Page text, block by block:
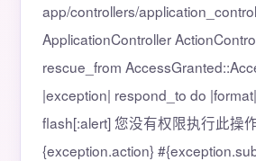
app/controllers/
ApplicationController
rescue_from
|exception| respond_to do
flash[:alert] 您没有权限执行此操
{exception.action}